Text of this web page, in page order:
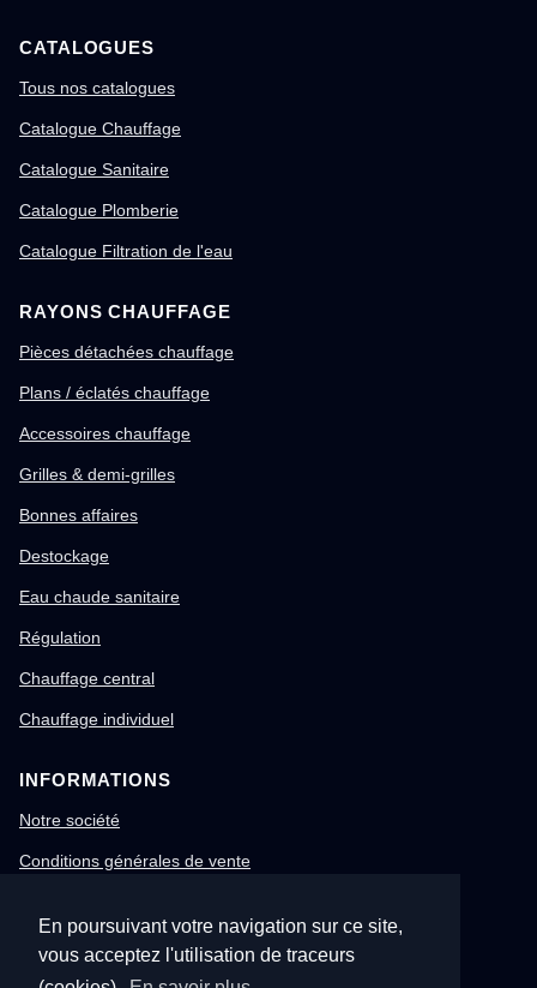
En poursuivant votre navigation sur ce site,
vous acceptez l'utilisation de traceurs
CATALOGUES
Tous nos catalogues
Catalogue Chauffage
Catalogue Sanitaire
Catalogue Plomberie
Catalogue Filtration de l'eau
RAYONS CHAUFFAGE
Pièces détachées chauffage
Plans / éclatés chauffage
Accessoires chauffage
Grilles & demi-grilles
Bonnes affaires
Destockage
Eau chaude sanitaire
Régulation
Chauffage central
Chauffage individuel
INFORMATIONS
Notre société
Conditions générales de vente
Gestion des cookies
Confidentialité & RGPD